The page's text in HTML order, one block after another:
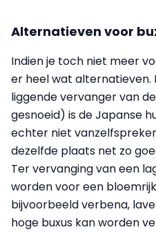
Alternatieven voor
Indien je toch niet meer
er heel wat alternatieven.
liggende vervanger van
gesnoeid) is de Japanse
echter niet
dezelfde plaats net zo
Ter vervanging van een
worden voor een
bijvoorbeeld verbena,
hoge buxus kan worden